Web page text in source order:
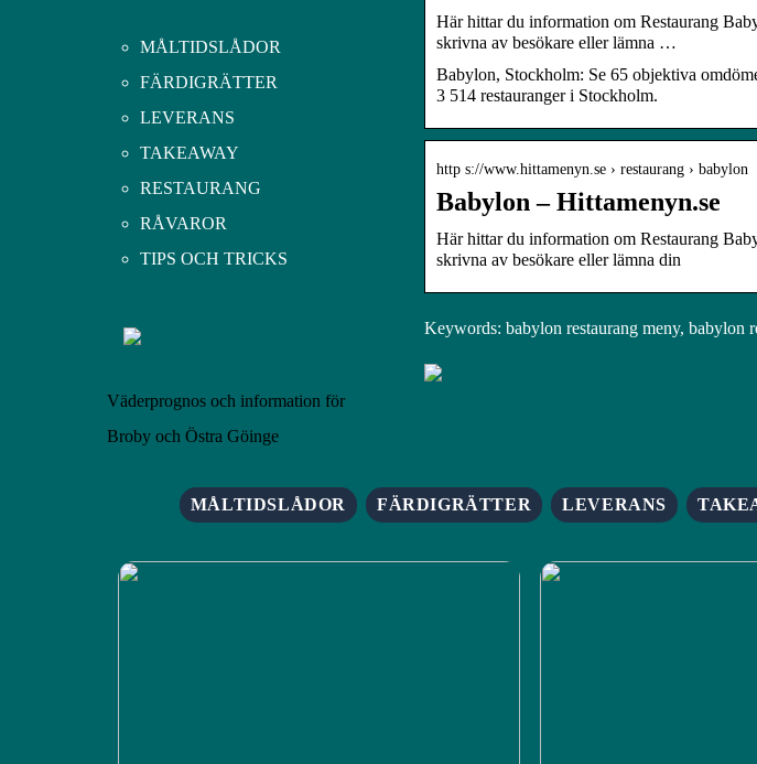
Här hittar du information om Restaurang
skrivna av besökare eller lämna …
Babylon, Stockholm: Se 65 objektiva
3 514 restauranger i Stockholm.
http s://www.hittamenyn.se › restaurang › babylon
Babylon – Hittamenyn.se
Här hittar du information om Restaurang
skrivna av besökare eller lämna din
Keywords: babylon restaurang meny, babylon
MÅLTIDSLÅDOR
FÄRDIGRÄTTER
LEVERANS
TAKEAWAY
RESTAURANG
RÅVAROR
TIPS OCH TRICKS
Väderprognos och information för
Broby och Östra Göinge
MÅLTIDSLÅDOR FÄRDIGRÄTTER LEVERANS